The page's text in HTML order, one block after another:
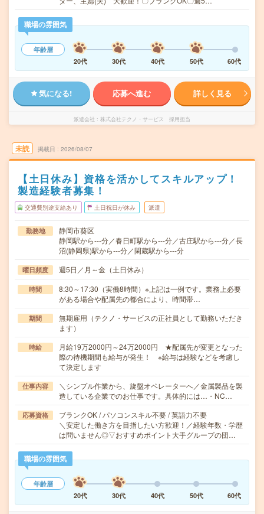
職場の雰囲気
年齢層
20代
30代 40代 50代 60代
気になる! 応募へ進む 詳しく見る
派遣会社 株式会社テクノ・サービス 採用担当
未読 掲載日 2026/08/07
【土日休み】資格を活かしてスキルアップ！
製造経験者募集！
交通費別途支給あり 土日祝日が休み 派遣
勤務地
静岡市葵区
静岡駅から---分／春日町駅から---分／古庄駅から---分／長
沼(静岡県)駅から---分／閑蔵駅から---分
曜日頻度 週5日／月～金（土日休み）
時間
8:30～17:30（実働8時間）※上記は一例です。業務上必要
がある場合や配属先の都合により、時間帯…
期間
無期雇用（テクノ・サービスの正社員として勤務いただき
ます）
時給
月給19万2000円～24万2000円 ★配属先が変更となった
際の待機期間も給与が発生！ ※給与は経験などを考慮し
て決定します
仕事内容
＼シンプル作業から、旋盤オペレーターへ／金属製品を製
造している企業でのお仕事です。具体的には…・NC…
応募資格
ブランクOK / パソコンスキル不要 / 英語力不要
＼安定した働き方を目指したい方歓迎！／経験年数・学歴
は問いません◎▽おすすめポイント大手グループの団…
職場の雰囲気
年齢層
20代
30代 40代 50代 60代